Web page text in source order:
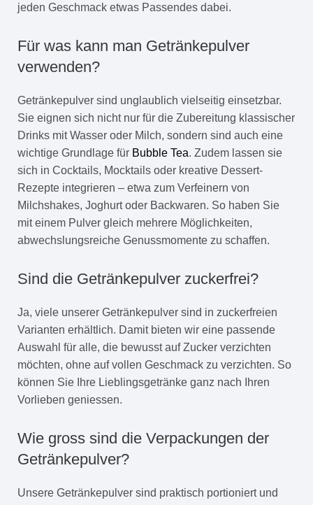
jeden Geschmack etwas Passendes dabei.
Für was kann man Getränkepulver
verwenden?
Getränkepulver sind unglaublich vielseitig einsetzbar.
Sie eignen sich nicht nur für die Zubereitung klassischer
Drinks mit Wasser oder Milch, sondern sind auch eine
wichtige Grundlage für Bubble Tea. Zudem lassen sie
sich in Cocktails, Mocktails oder kreative Dessert-
Rezepte integrieren – etwa zum Verfeinern von
Milchshakes, Joghurt oder Backwaren. So haben Sie
mit einem Pulver gleich mehrere Möglichkeiten,
abwechslungsreiche Genussmomente zu schaffen.
Sind die Getränkepulver zuckerfrei?
Ja, viele unserer Getränkepulver sind in zuckerfreien
Varianten erhältlich. Damit bieten wir eine passende
Auswahl für alle, die bewusst auf Zucker verzichten
möchten, ohne auf vollen Geschmack zu verzichten. So
können Sie Ihre Lieblingsgetränke ganz nach Ihren
Vorlieben geniessen.
Wie gross sind die Verpackungen der
Getränkepulver?
Unsere Getränkepulver sind praktisch portioniert und